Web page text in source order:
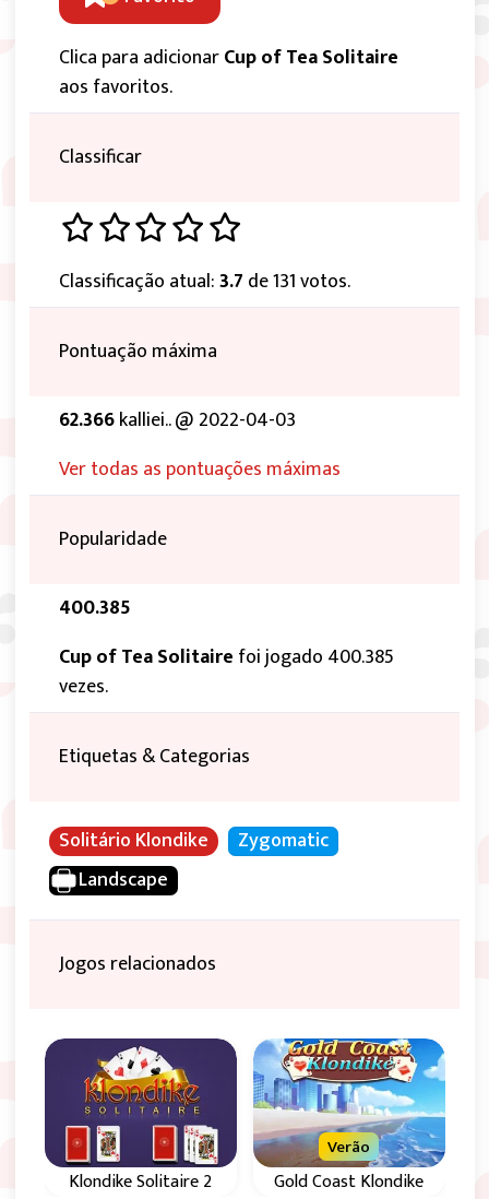
Clica para adicionarCup of Tea Solitaire
aos favoritos.
Classificar
Classificação atual:3.7 de 131 votos.
Pontuação máxima
62.366kalliei.. @ 2022-04-03
Ver todas as pontuações máximas
Popularidade
400.385
Cup of Tea Solitaire foi jogado 400.385
vezes.
Etiquetas & Categorias
Solitário Klondike
Zygomatic
Landscape
Jogos relacionados
Klondike Solitaire 2 Gold Coast Klondike
Verão